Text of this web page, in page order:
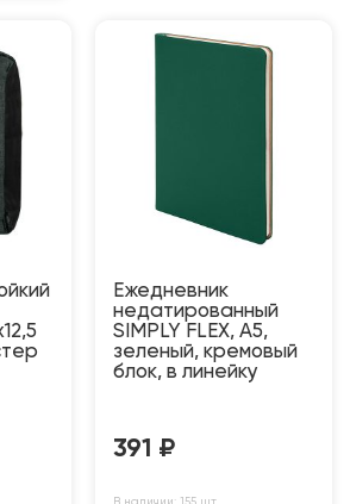
Ежедневник
недатированный
SIMPLY FLEX, А5,
зеленый, кремовый
блок, в линейку
391 ₽